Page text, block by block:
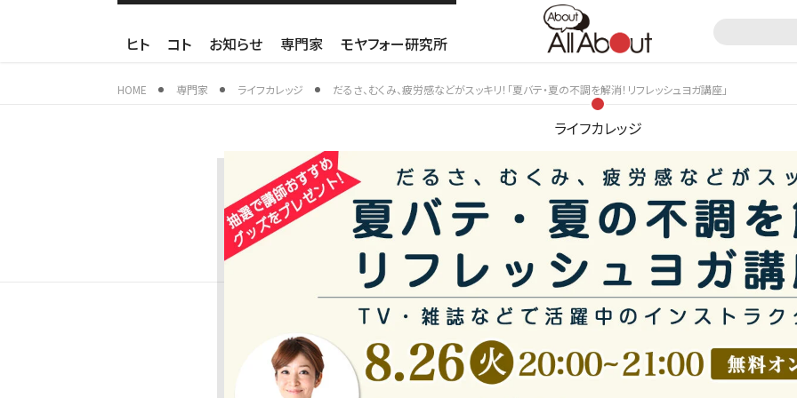
ヒト コト お知らせ 専門家 モヤフォー研究所
HOME 専門家 ライフカレッジ だるさ、むくみ、疲労感などがスッキリ！「夏バテ・夏の不調を解消！リフレッシュヨガ講座」
ライフカレッジ